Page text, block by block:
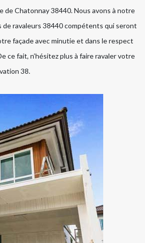
de Chatonnay 38440. Nous avons à notre
de ravaleurs 38440 compétents qui seront
façade avec minutie et dans le respect
ce fait, n’hésitez plus à faire ravaler votre
38.